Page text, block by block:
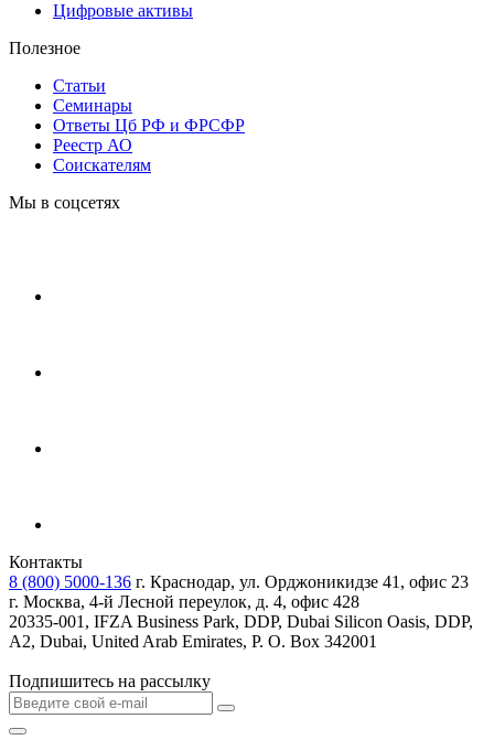
Цифровые активы
Полезное
Статьи
Cеминары
Ответы Цб РФ и ФРСФР
Реестр АО
Соискателям
Мы в соцсетях
Контакты
8 (800) 5000-136 г. Краснодар, ул. Орджоникидзе 41, офис 23
г. Москва, 4-й Лесной переулок, д. 4, офис 428
20335-001, IFZA Business Park, DDP, Dubai Silicon Oasis, DDP,
A2, Dubai, United Arab Emirates, P. O. Box 342001
Подпишитесь на рассылку